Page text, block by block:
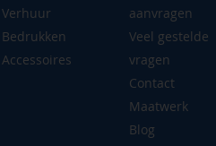
Verhuur
Bedrukken
Accessoires
aanvragen
Veel gestelde
vragen
Contact
Maatwerk
Blog